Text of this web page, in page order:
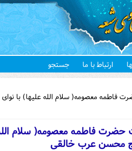
ارتباط با ما جستجو
فاطمه معصومه( سلام الله علیها) با
حضرت فاطمه معصومه( سلام
محسن عرب خالقی